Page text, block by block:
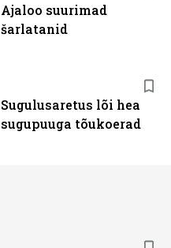
Ajaloo suurimad
šarlatanid
Sugulusaretus lõi hea
sugupuuga tõukoerad